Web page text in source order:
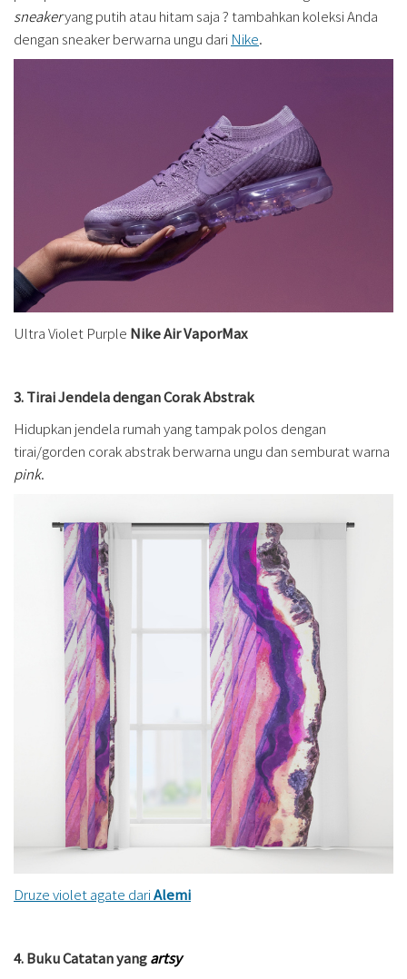
sneakeryang putih atau hitam saja ? tambahkan koleksi Anda
dengan sneaker berwarna ungu dari Nike.
Ultra Violet Purple Nike Air VaporMax
3. Tirai Jendela dengan Corak Abstrak
Hidupkan jendela rumah yang tampak polos dengan
tirai/gorden corak abstrak berwarna ungu dan semburat warna
pink.
Druze violet agate dariAlemi
4. Buku Catatan yangartsy